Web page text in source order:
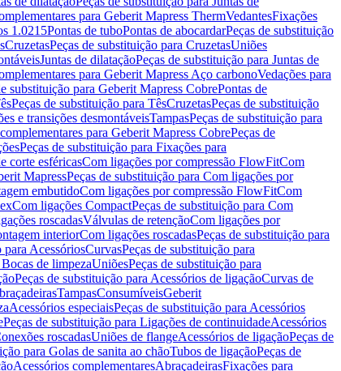
para Geberit Mapress ThermVedantesFixações
1.0215Pontas de tuboPontas de abocardarPeças de substituição
CruzetasPeças de substituição para CruzetasUniões
Juntas de dilataçãoPeças de substituição para Juntas de
para Geberit Mapress Aço carbonoVedações para
substituição para Geberit Mapress CobrePontas de
Peças de substituição para TêsCruzetasPeças de substituição
e transições desmontáveisTampasPeças de substituição para
para Geberit Mapress CobrePeças de
Peças de substituição para Fixações para
corte esféricasCom ligações por compressão FlowFitCom
MapressPeças de substituição para Com ligações por
embutidoCom ligações por compressão FlowFitCom
Com ligações CompactPeças de substituição para Com
roscadasVálvulas de retençãoCom ligações por
interiorCom ligações roscadasPeças de substituição para
para AcessóriosCurvasPeças de substituição para
de limpezaUniõesPeças de substituição para
Peças de substituição para Acessórios de ligaçãoCurvas de
TampasConsumíveisGeberit
Acessórios especiaisPeças de substituição para Acessórios
Peças de substituição para Ligações de continuidadeAcessórios
roscadasUniões de flangeAcessórios de ligaçãoPeças de
para Golas de sanita ao chãoTubos de ligaçãoPeças de
Acessórios complementaresAbraçadeirasFixações para